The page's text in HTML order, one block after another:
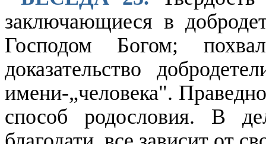
заключающиеся в
Господом Богом;
доказательство
имени-„человека".
способ родословия. В